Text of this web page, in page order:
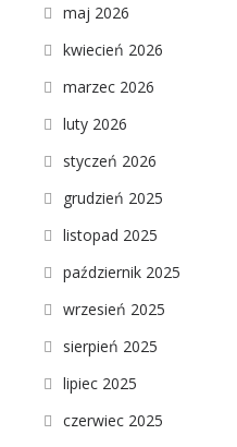
maj 2026
kwiecień 2026
marzec 2026
luty 2026
styczeń 2026
grudzień 2025
listopad 2025
październik 2025
wrzesień 2025
sierpień 2025
lipiec 2025
czerwiec 2025